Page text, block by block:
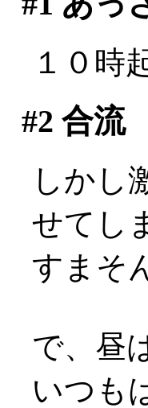
１０時
#2 合流
しかし
せてし
すまそ
で、昼
いつも